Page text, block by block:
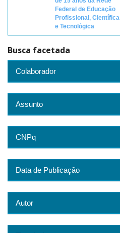
Federal de Educação
Profissional, Científica
e Tecnológica
Busca facetada
Colaborador
Assunto
CNPq
Data de Publicação
Autor